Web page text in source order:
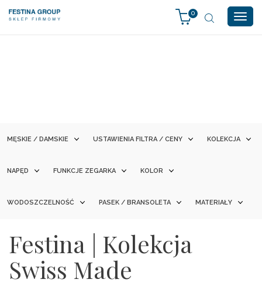
0
MĘSKIE / DAMSKIE USTAWIENIA FILTRA / CENY KOLEKCJA
NAPĘD FUNKCJE ZEGARKA KOLOR
WODOSZCZELNOŚĆ PASEK / BRANSOLETA MATERIAŁY
Festina | Kolekcja
Swiss Made